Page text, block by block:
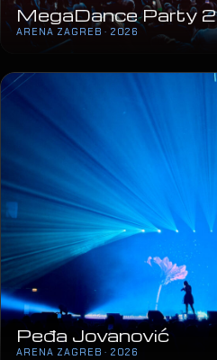
MegaDance Party 2
ARENA ZAGREB · 2026
Peđa Jovanović
ARENA ZAGREB · 2026